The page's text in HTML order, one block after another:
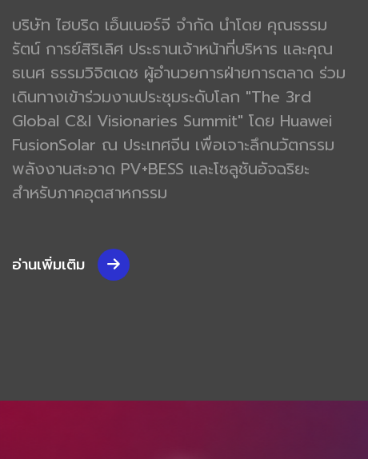
บริษัท ไฮบริด เอ็นเนอร์จี จำกัด นำโดย คุณธรรม
รัตน์ การย์สิริเลิศ ประธานเจ้าหน้าที่บริหาร และคุณ
ธเนศ ธรรมวิจิตเดช ผู้อำนวยการฝ่ายการตลาด ร่วม
เดินทางเข้าร่วมงานประชุมระดับโลก "The 3rd
Global C&I Visionaries Summit" โดย Huawei
FusionSolar ณ ประเทศจีน เพื่อเจาะลึกนวัตกรรม
พลังงานสะอาด PV+BESS และโซลูชันอัจฉริยะ
สำหรับภาคอุตสาหกรรม
อ่านเพิ่มเติม